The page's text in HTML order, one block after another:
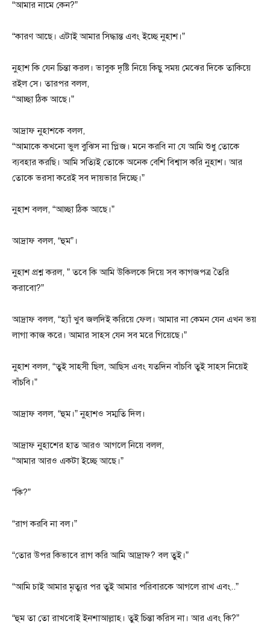
“আমার নামে কেন?”
“কারণ আছে। এটাই আমার সিদ্ধান্ত এবং ইচ্ছে নুহাশ।”
নুহাশ কি যেন চিন্তা করল। ভাবুক দৃষ্টি নিয়ে কিছু সময় মেঝের দিকে তাকিয়ে
রইল সে। তারপর বলল,
“আচ্ছা ঠিক আছে।”
আদ্রাফ নুহাশকে বলল,
“আমাকে কখনো ভুল বুঝিস না প্লিজ। মনে করবি না যে আমি শুধু তোকে
ব্যবহার করছি। আমি সত্যিই তোকে অনেক বেশি বিশ্বাস করি নুহাশ। আর
তোকে ভরসা করেই সব দায়ভার দিচ্ছে।”
নুহাশ বলল, “আচ্ছা ঠিক আছে।”
আদ্রাফ বলল, “হুম”।
নুহাশ প্রশ্ন করল, ” তবে কি আমি উকিলকে দিয়ে সব কাগজপত্র তৈরি
করাবো?”
আদ্রাফ বলল, “হ্যাঁ খুব জলদিই করিয়ে ফেল। আমার না কেমন যেন এখন ভয়
লাগা কাজ করে। আমার সাহস যেন সব মরে গিয়েছে।”
নুহাশ বলল, “তুই সাহসী ছিল, আছিস এবং যতদিন বাঁচবি তুই সাহস নিয়েই
বাঁচবি।”
আদ্রাফ বলল, “হুম।” নুহাশও সম্মতি দিল।
আদ্রাফ নুহাশের হাত আরও আগলে নিয়ে বলল,
“আমার আরও একটা ইচ্ছে আছে।”
“কি?”
“রাগ করবি না বল।”
“তোর উপর কিভাবে রাগ করি আমি আদ্রাফ? বল তুই।”
“আমি চাই আমার মৃত্যুর পর তুই আমার পরিবারকে আগলে রাখ এবং..”
“হুম তা তো রাখবোই ইনশাআল্লাহ। তুই চিন্তা করিস না। আর এবং কি?”